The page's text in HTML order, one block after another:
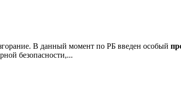
В данный момент по РБ введен особый
безопасности,...